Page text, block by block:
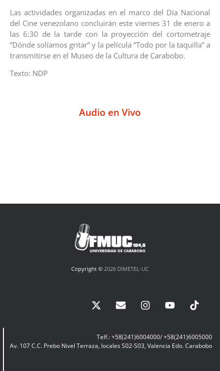
Las actividades organizadas en el marco del Día Nacional
del Cine venezolano concluirán este viernes 31 de enero a
las 6:30 de la tarde con la proyección del cortometraje
“Dónde solíamos gritar” y la película “Todo por la taquilla” a
transmitirse en el Museo de la Cultura de Carabobo.
Texto: NDP
Audio en Vivo
Copyright © 2026 DIMETEL-UC
Telf.: +58(241)6004000/ +58(241)6005000
Av. 107 C.C. Prebo Nivel Terraza, locales S02-S03, Valencia Edo. Carabobo